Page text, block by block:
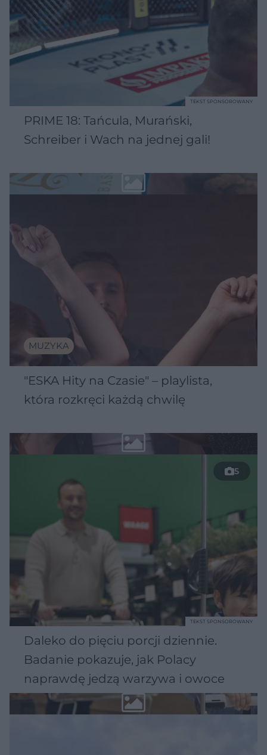
PRIME 18: Tańcula, Murański,
Schreiber i Wach na jednej gali!
TEKST SPONSOROWANY
MUZYKA
"ESKA Hity na Czasie" – playlista,
która rozkręci każdą chwilę
5
Daleko do pięciu porcji dziennie.
Badanie pokazuje, jak Polacy
naprawdę jedzą warzywa i owoce
TEKST SPONSOROWANY